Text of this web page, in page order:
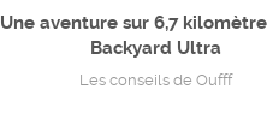
Une aventure sur 6,7
Backyard Ultra
Les conseils de Oufff